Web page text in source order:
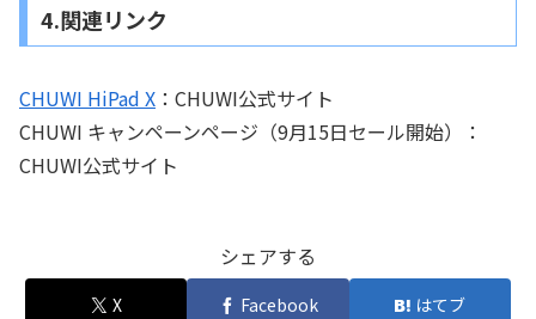
4.関連リンク
CHUWI HiPad X ：CHUWI公式サイト
CHUWI キャンペーンページ（9月15日セール開始）：
CHUWI公式サイト
シェアする
X Facebook はてブ